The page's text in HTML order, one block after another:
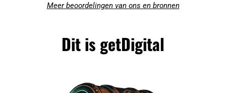
Meer beoordelingen van ons en bronnen
Dit is getDigital